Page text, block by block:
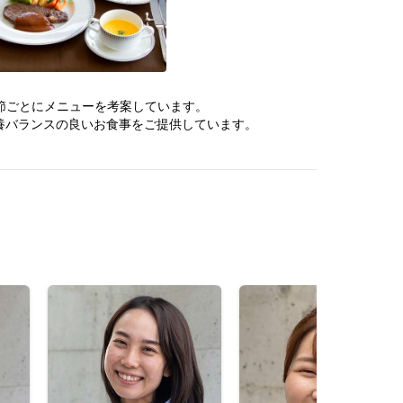
とにメニューを考案しています。
ランスの良いお食事をご提供しています。